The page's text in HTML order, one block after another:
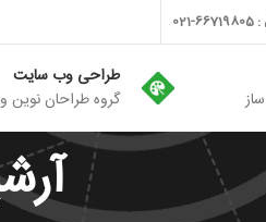
طراحی وب سایت
گروه طراحان نوین